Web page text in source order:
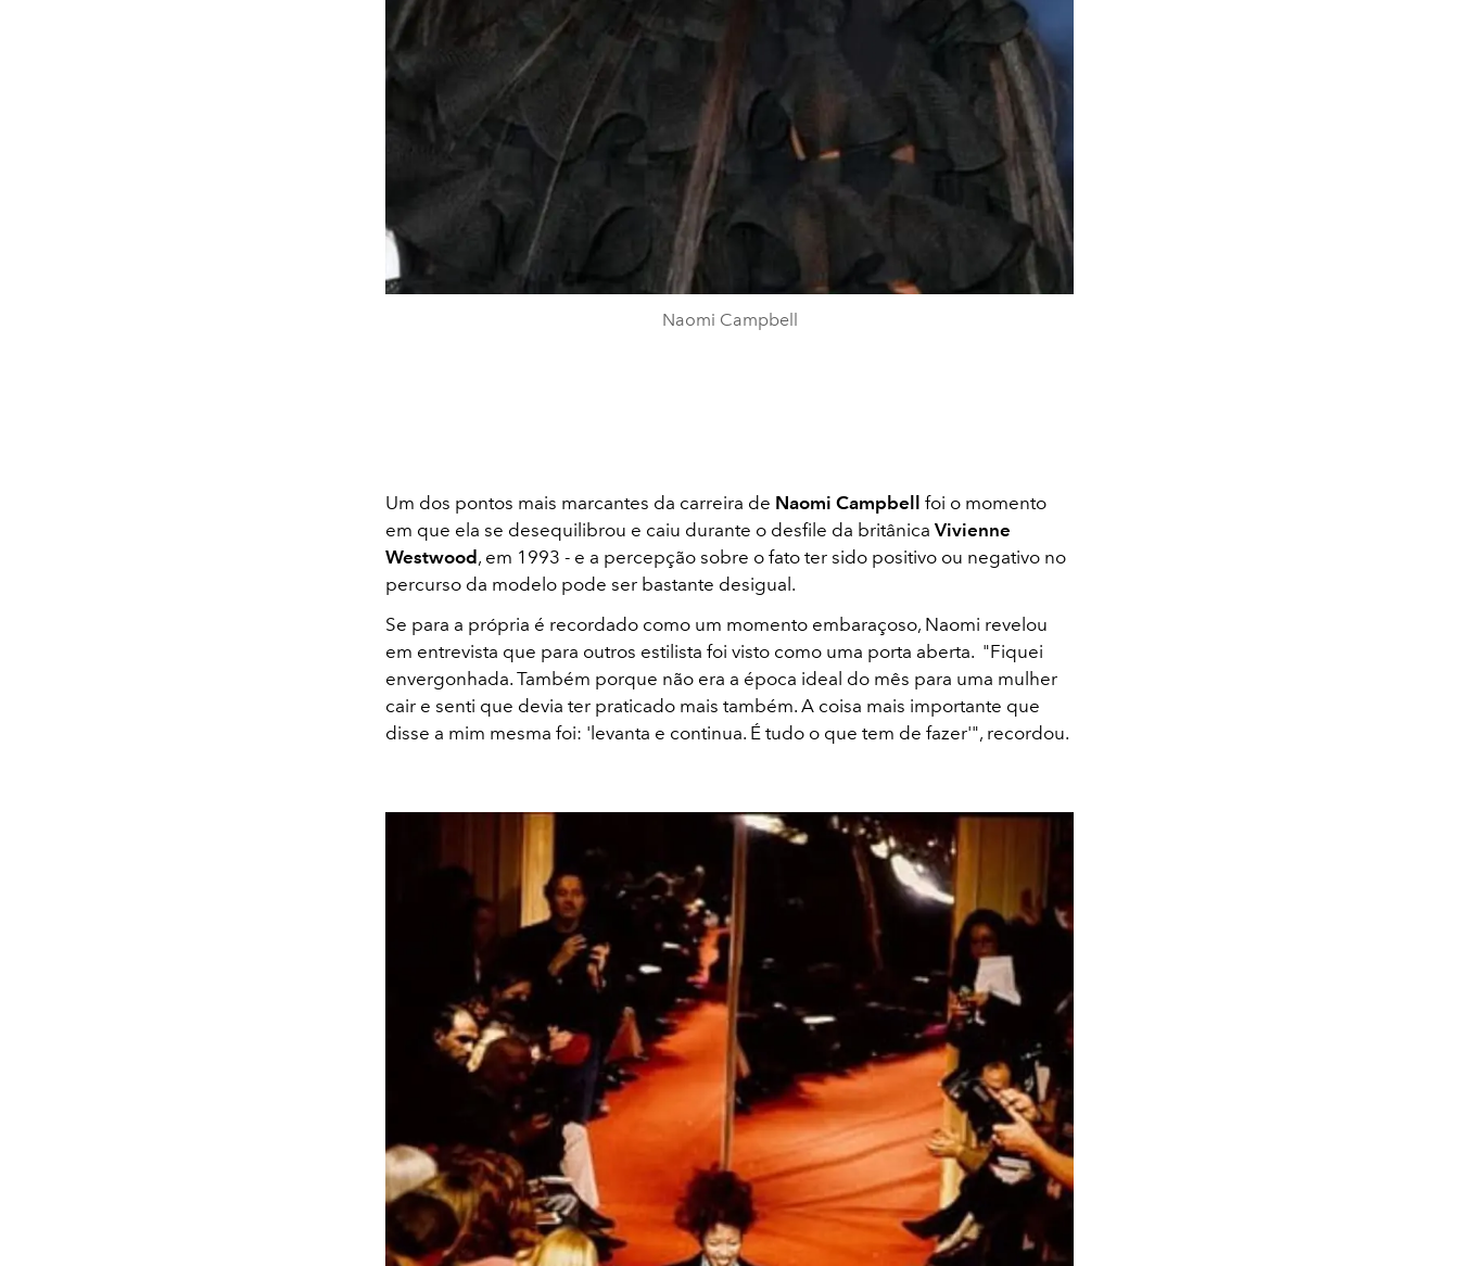
Naomi Campbell
Um dos pontos mais marcantes da carreira de Naomi Campbell foi o momento
em que ela se desequilibrou e caiu durante o desfile da britânica Vivienne
Westwood, em 1993 - e a percepção sobre o fato ter sido positivo ou negativo no
percurso da modelo pode ser bastante desigual.
Se para a própria é recordado como um momento embaraçoso, Naomi revelou
em entrevista que para outros estilista foi visto como uma porta aberta. "Fiquei
envergonhada. Também porque não era a época ideal do mês para uma mulher
cair e senti que devia ter praticado mais também. A coisa mais importante que
disse a mim mesma foi: 'levanta e continua. É tudo o que tem de fazer'", recordou.